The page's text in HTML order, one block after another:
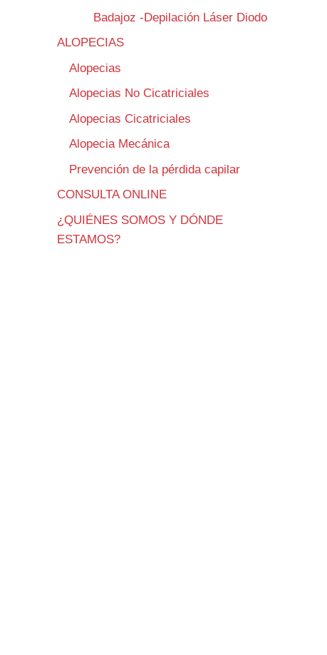
Badajoz -Depilación Láser Diodo
ALOPECIAS
Alopecias
Alopecias No Cicatriciales
Alopecias Cicatriciales
Alopecia Mecánica
Prevención de la pérdida capilar
CONSULTA ONLINE
¿QUIÉNES SOMOS Y DÓNDE
ESTAMOS?